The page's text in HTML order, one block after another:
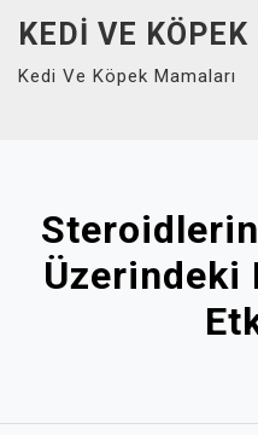
content
KEDI VE
Kedi Ve Köpek Mamaları
Üzerindeki